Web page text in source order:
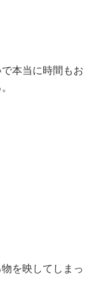
本当に時間もお
を映してしまっ